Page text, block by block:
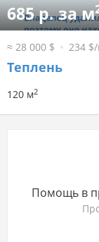
685 р. за м
≈ 28 000 $ 234
Теплень
120 м2
Помощь в